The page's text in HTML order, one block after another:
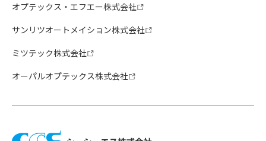
オプテックス・エフエー株式会社
サンリツオートメイション株式会社
ミツテック株式会社
オーパルオプテックス株式会社